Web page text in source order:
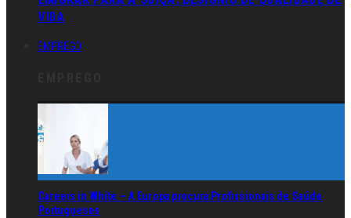
VIDA
EMPREGO
Careers in White – A Europa procura Profissionais de Saúde
Portugueses